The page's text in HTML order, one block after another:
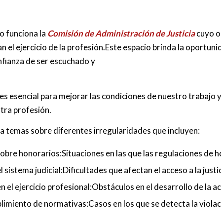
funciona la Comisión de Administración de Justiciacuyo
el ejercicio de la profesión.Este espacio brinda la
de ser escuchado y
esencial para mejorar las condiciones de nuestro
profesión.
temas sobre diferentes irregularidades que incluyen:
honorarios:Situaciones en las que las regulaciones de
sistema judicial:Dificultades que afectan el acceso a la
el ejercicio profesional:Obstáculos en el desarrollo de la
de normativas:Casos en los que se detecta la